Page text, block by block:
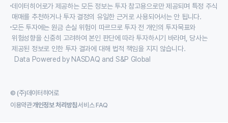
데이터히어로가 제공하는 모든 정보는 투자 참고용으로만 제공되며 특정 주식
매매를 추천하거나 투자 결정의 유일한 근거로 사용되어서는 안 됩니다.
모든 투자에는 원금 손실 위험이 따르므로 투자 전 개인의 투자목표와
위험성향을 신중히 고려하여 본인 판단에 따라 투자하시기 바라며, 당사는
제공된 정보로 인한 투자 결과에 대해 법적 책임을 지지 않습니다.
Data Powered by NASDAQ and S&P Global
© (주)데이터히어로
이용약관개인정보 처리방침서비스 FAQ